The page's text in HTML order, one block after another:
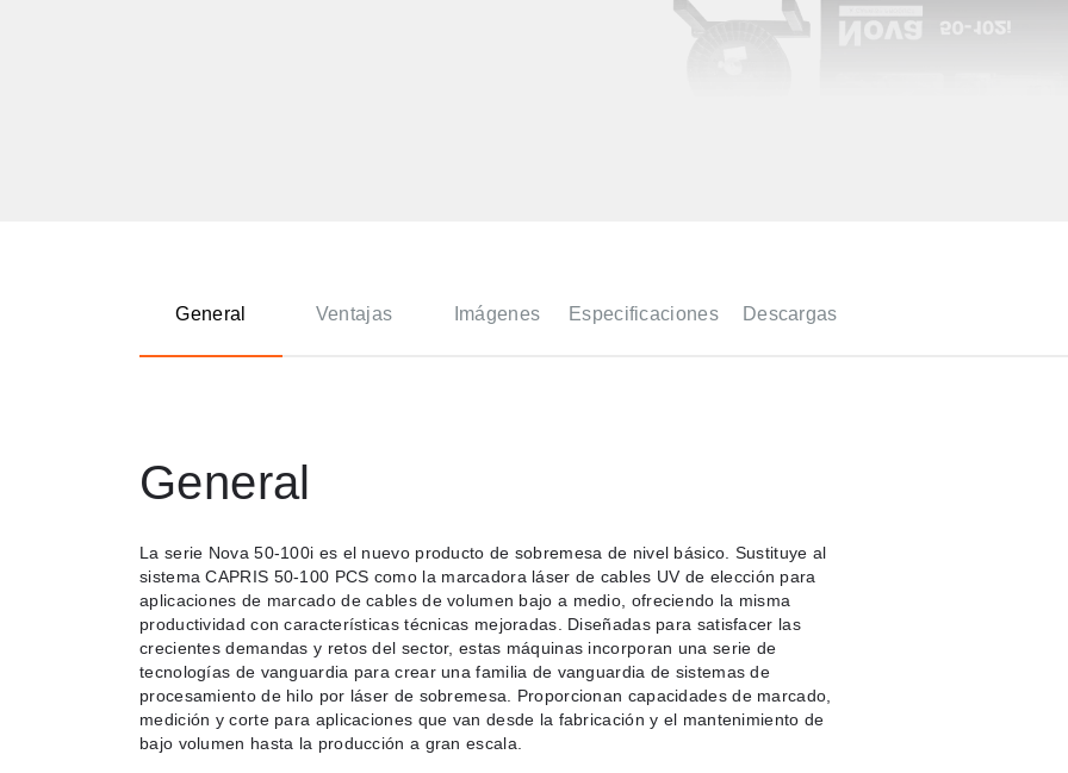
General Ventajas Imágenes Especificaciones Descargas
General
La serie Nova 50-100i es el nuevo producto de sobremesa de nivel básico. Sustituye al
sistema CAPRIS 50-100 PCS como la marcadora láser de cables UV de elección para
aplicaciones de marcado de cables de volumen bajo a medio, ofreciendo la misma
productividad con características técnicas mejoradas. Diseñadas para satisfacer las
crecientes demandas y retos del sector, estas máquinas incorporan una serie de
tecnologías de vanguardia para crear una familia de vanguardia de sistemas de
procesamiento de hilo por láser de sobremesa. Proporcionan capacidades de marcado,
medición y corte para aplicaciones que van desde la fabricación y el mantenimiento de
bajo volumen hasta la producción a gran escala.